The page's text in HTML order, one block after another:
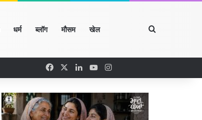
धर्म ब्लॉग मौसम खेल Search for
FacebookLinkedIn
YouTubeInstagram